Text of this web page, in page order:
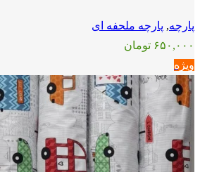
پارچه, پارچه ملحفه ای
۶۵۰,۰۰۰ تومان
ویژه